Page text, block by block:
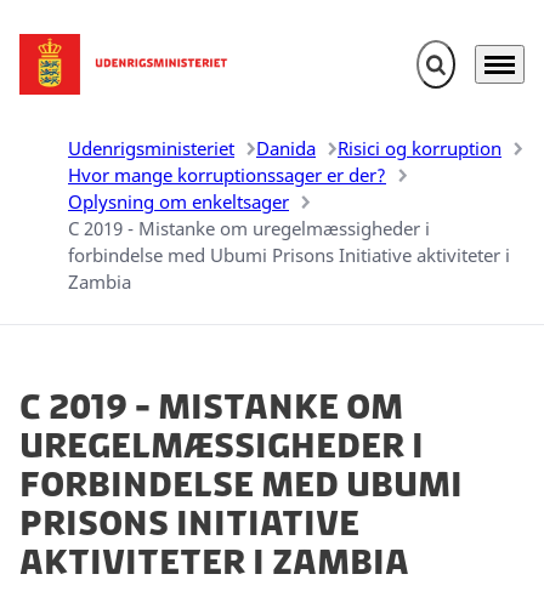
Gå til forsiden Fold søgefelt
Menu
Udenrigsministeriet Danida
Risici og korruption
Hvor mange korruptionssager er der?
Oplysning om enkeltsager
C 2019 - Mistanke om uregelmæssigheder i
forbindelse med Ubumi Prisons Initiative aktiviteter i
Zambia
C 2019 - Mistanke om
uregelmæssigheder i
forbindelse med Ubumi
Prisons Initiative
aktiviteter i Zambia